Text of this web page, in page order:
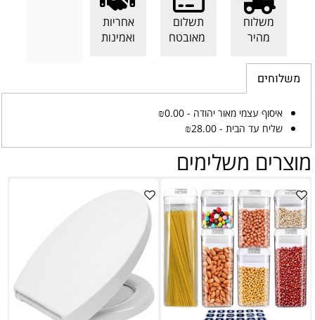
משלוח
מהיר
תשלום
מאובטח
אחריות
ואמינות
משלוחים
איסוף עצמי מאור יהודה - ₪0.00
שליח עד הבית - ₪28.00
מוצרים משלימים